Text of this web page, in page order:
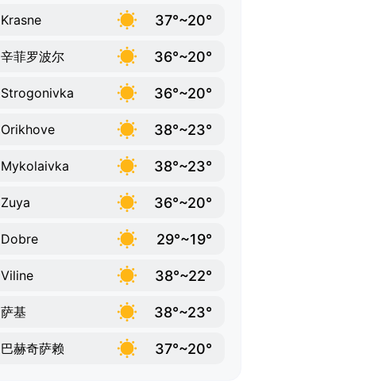
Krasne 37°~20°
辛菲罗波尔 36°~20°
Strogonivka 36°~20°
Orikhove 38°~23°
Mykolaivka 38°~23°
Zuya 36°~20°
Dobre 29°~19°
Viline 38°~22°
萨基 38°~23°
巴赫奇萨赖 37°~20°